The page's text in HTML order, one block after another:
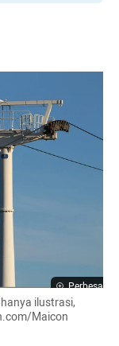
Perbesar
ilustrasi,
Maicon